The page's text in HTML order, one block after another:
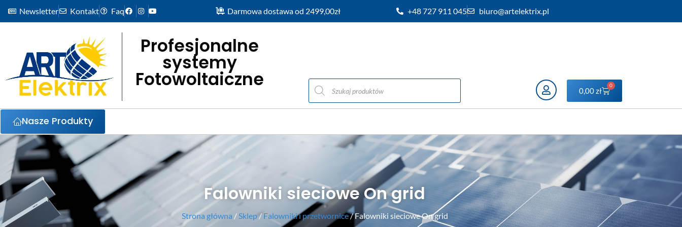
Newsletter Kontakt Faq Darmowa dostawa od 2499,00zł +48 727 911 045 biuro@artelektrix.pl
Profesjonalne
systemy
Fotowoltaiczne 0,00zł
0
Nasze Produkty
Falowniki sieciowe On grid
Strona główna /Sklep/ Falowniki i przetwornice/ Falowniki sieciowe On grid